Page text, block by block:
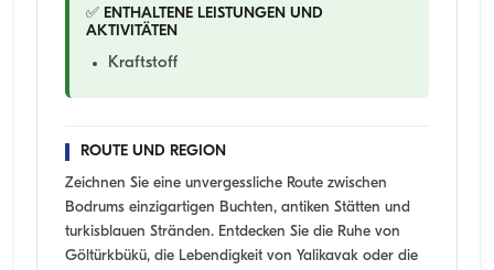
✅ ENTHALTENE LEISTUNGEN UND
AKTIVITÄTEN
Kraftstoff
ROUTE UND REGION
Zeichnen Sie eine unvergessliche Route zwischen
Bodrums einzigartigen Buchten, antiken Stätten und
turkisblauen Stränden. Entdecken Sie die Ruhe von
Göltürkbükü, die Lebendigkeit von Yalikavak oder die